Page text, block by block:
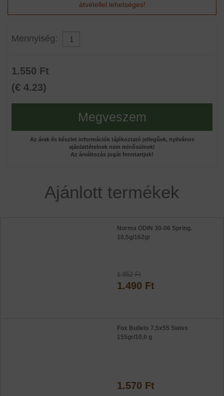
átvétellel lehetséges!
Mennyiség:
1.550 Ft
(€ 4.23)
Megveszem
Az árak és készlet információk tájékoztató jellegűek, nyilvános
ajánlattételnek nem minősülnek!
Az árváltozás jogát fenntartjuk!
Ajánlott termékek
Norma ODIN 30-06 Spring.
10,5g/162gr
1.852 Ft
1.490 Ft
Fox Bullets 7,5x55 Swiss
155gr/10,0 g
1.570 Ft